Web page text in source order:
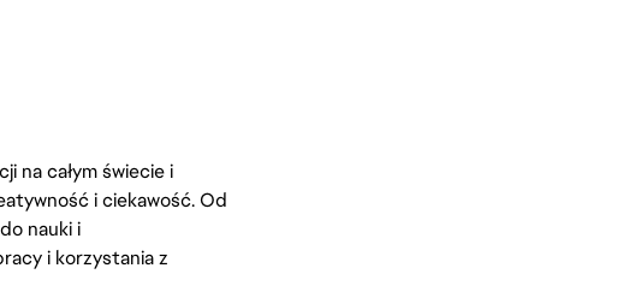
na całym świecie i
i ciekawość. Od
nauki i
i korzystania z